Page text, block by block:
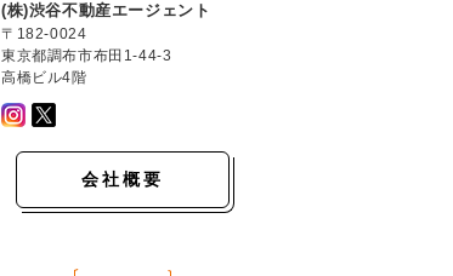
(株)渋谷不動産エージェント
〒182-0024
東京都調布市布田1-44-3
高橋ビル4階
会社概要